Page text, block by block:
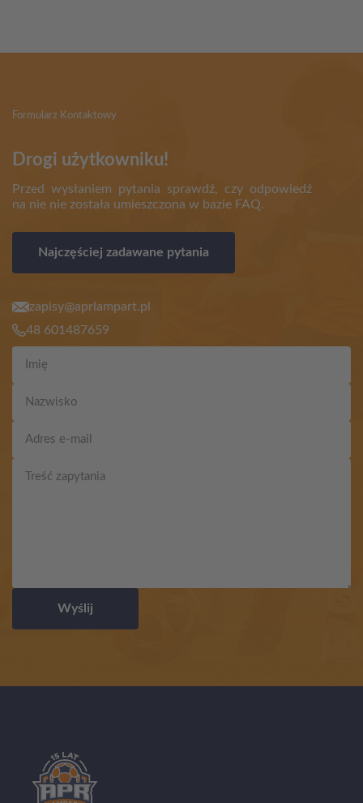
Formularz Kontaktowy
Drogi użytkowniku!
Przed wysłaniem pytania sprawdź, czy odpowiedź
na nie nie została umieszczona w bazie FAQ.
Najczęściej zadawane pytania
zapisy@aprlampart.pl
48 601487659
Wyślij